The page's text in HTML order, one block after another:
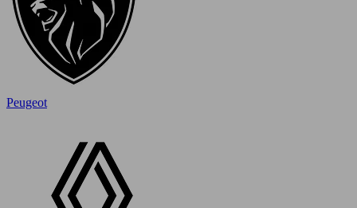
Peugeot